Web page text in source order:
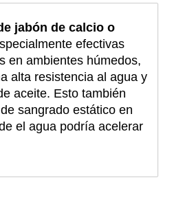
jabón de calcio o
efectivas
en ambientes húmedos,
alta resistencia al agua y
aceite. Esto también
sangrado estático en
el agua podría acelerar